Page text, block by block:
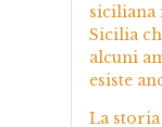
siciliana
Sicilia
alcuni
esiste
La